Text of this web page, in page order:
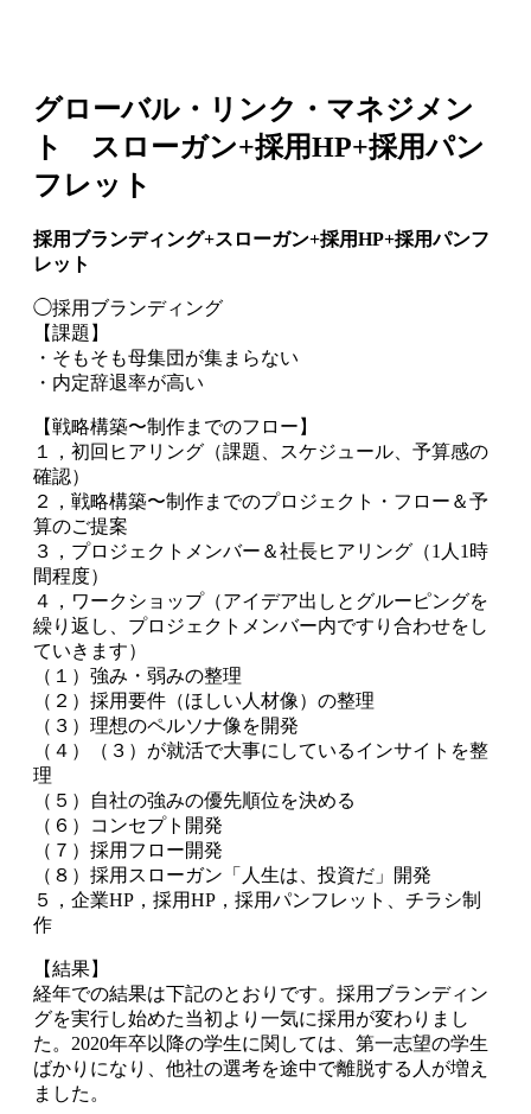
グローバル・リンク・マネジメン
ト スローガン+採用HP+採用パン
フレット
採用ブランディング+スローガン+採用HP+採用パンフ
レット
◯採用ブランディング
【課題】
・そもそも母集団が集まらない
・内定辞退率が高い
【戦略構築〜制作までのフロー】
１，初回ヒアリング（課題、スケジュール、予算感の
確認）
２，戦略構築〜制作までのプロジェクト・フロー＆予
算のご提案
３，プロジェクトメンバー＆社長ヒアリング（1人1時
間程度）
４，ワークショップ（アイデア出しとグルーピングを
繰り返し、プロジェクトメンバー内ですり合わせをし
ていきます）
（１）強み・弱みの整理
（２）採用要件（ほしい人材像）の整理
（３）理想のペルソナ像を開発
（４）（３）が就活で大事にしているインサイトを整
理
（５）自社の強みの優先順位を決める
（６）コンセプト開発
（７）採用フロー開発
（８）採用スローガン「人生は、投資だ」開発
５，企業HP，採用HP，採用パンフレット、チラシ制
作
【結果】
経年での結果は下記のとおりです。採用ブランディン
グを実行し始めた当初より一気に採用が変わりまし
た。2020年卒以降の学生に関しては、第一志望の学生
ばかりになり、他社の選考を途中で離脱する人が増え
ました。